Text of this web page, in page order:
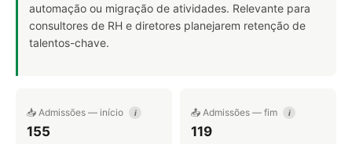
automação ou migração de atividades. Relevante para
consultores de RH e diretores planejarem retenção de
talentos-chave.
📥 Admissões — início i
155
📤 Admissões — fim i
119